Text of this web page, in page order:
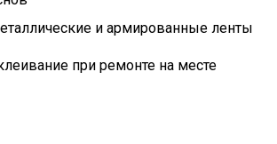
и армированные ленты
при ремонте на месте